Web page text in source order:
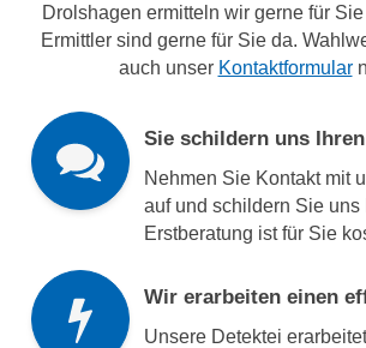
Drolshagen ermitteln wir gerne für
Ermittler sind gerne für Sie da.
auch unser Kontaktformular
Sie schildern uns
Nehmen Sie Kontakt mit
auf und schildern Sie uns
Erstberatung ist für Sie
Wir erarbeiten einen
Unsere Detektei